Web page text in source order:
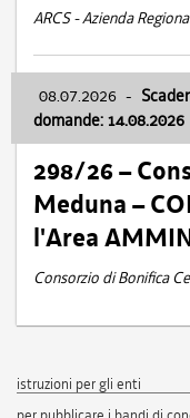
ARCS - Azienda
08.07.2026 -
domande: 14.08.2026
298/26 –
Meduna –
l'Area
Consorzio di Bonifica
istruzioni per gli enti